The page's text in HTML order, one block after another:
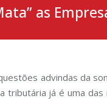
as
advindas da
tributária já é uma